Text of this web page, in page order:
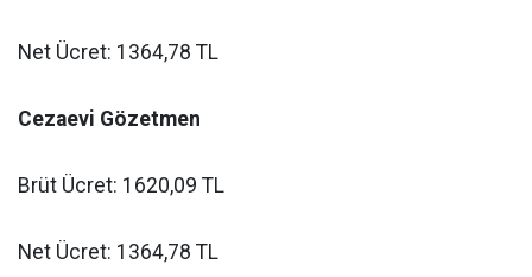
Net Ücret: 1364,78 TL
Cezaevi Gözetmen
Brüt Ücret: 1620,09 TL
Net Ücret: 1364,78 TL